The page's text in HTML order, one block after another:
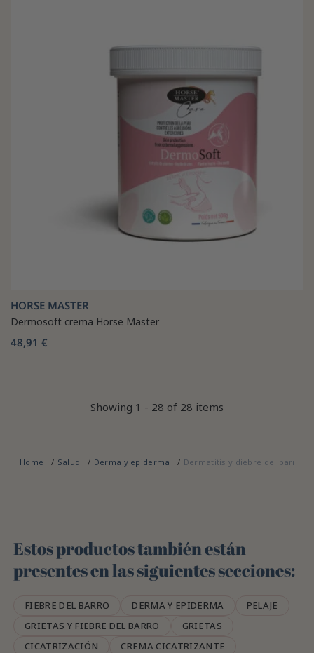
HORSE MASTER
Dermosoft crema Horse Master
48,91 €
Showing 1 - 28 of 28 items
Home Salud Derma y epiderma Dermatitis y diebre del barro
Estos productos también están
presentes en las siguientes secciones:
FIEBRE DEL BARRO DERMA Y EPIDERMA
PELAJE
GRIETAS Y FIEBRE DEL BARRO
GRIETAS
CICATRIZACIÓN
CREMA CICATRIZANTE